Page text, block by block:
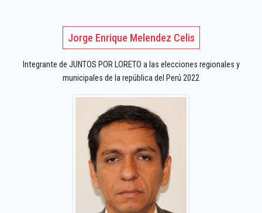
Jorge Enrique Melendez Celis
Integrante de JUNTOS POR LORETO a las elecciones regionales y
municipales de la república del Perú 2022